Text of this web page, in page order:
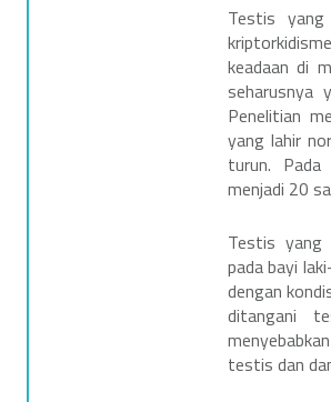
Testis
keadaan di
seharusnya
Penelitian
yang lahir
turun. Pada
menjadi 20
Testis yang
pada bayi
dengan
ditangani
testis dan